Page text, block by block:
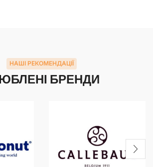
НАШІ РЕКОМЕНДАЦІЇ
БРЕНДИ